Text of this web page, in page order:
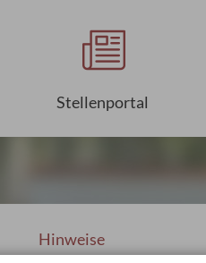
Stellenportal
Hinweise